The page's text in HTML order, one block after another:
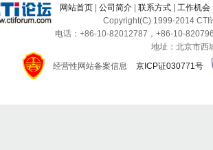
网站首页 公司简介 联系方式 工作机会
Copyright(C) 1999-2014 CTI
电话：+86-10-82012787，+86-10-
地址：北京市西
经营性网站备案信息
京ICP证030771号